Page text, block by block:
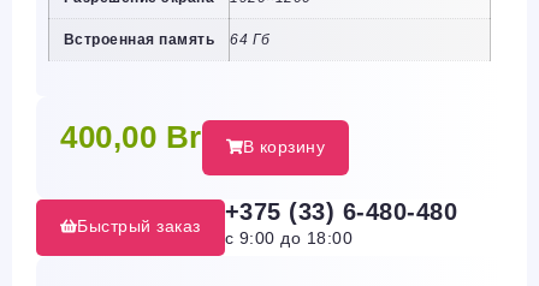
Встроенная память 64 Гб
400,00 Br В корзину
Быстрый заказ
+375 (33) 6-480-480
с 9:00 до 18:00